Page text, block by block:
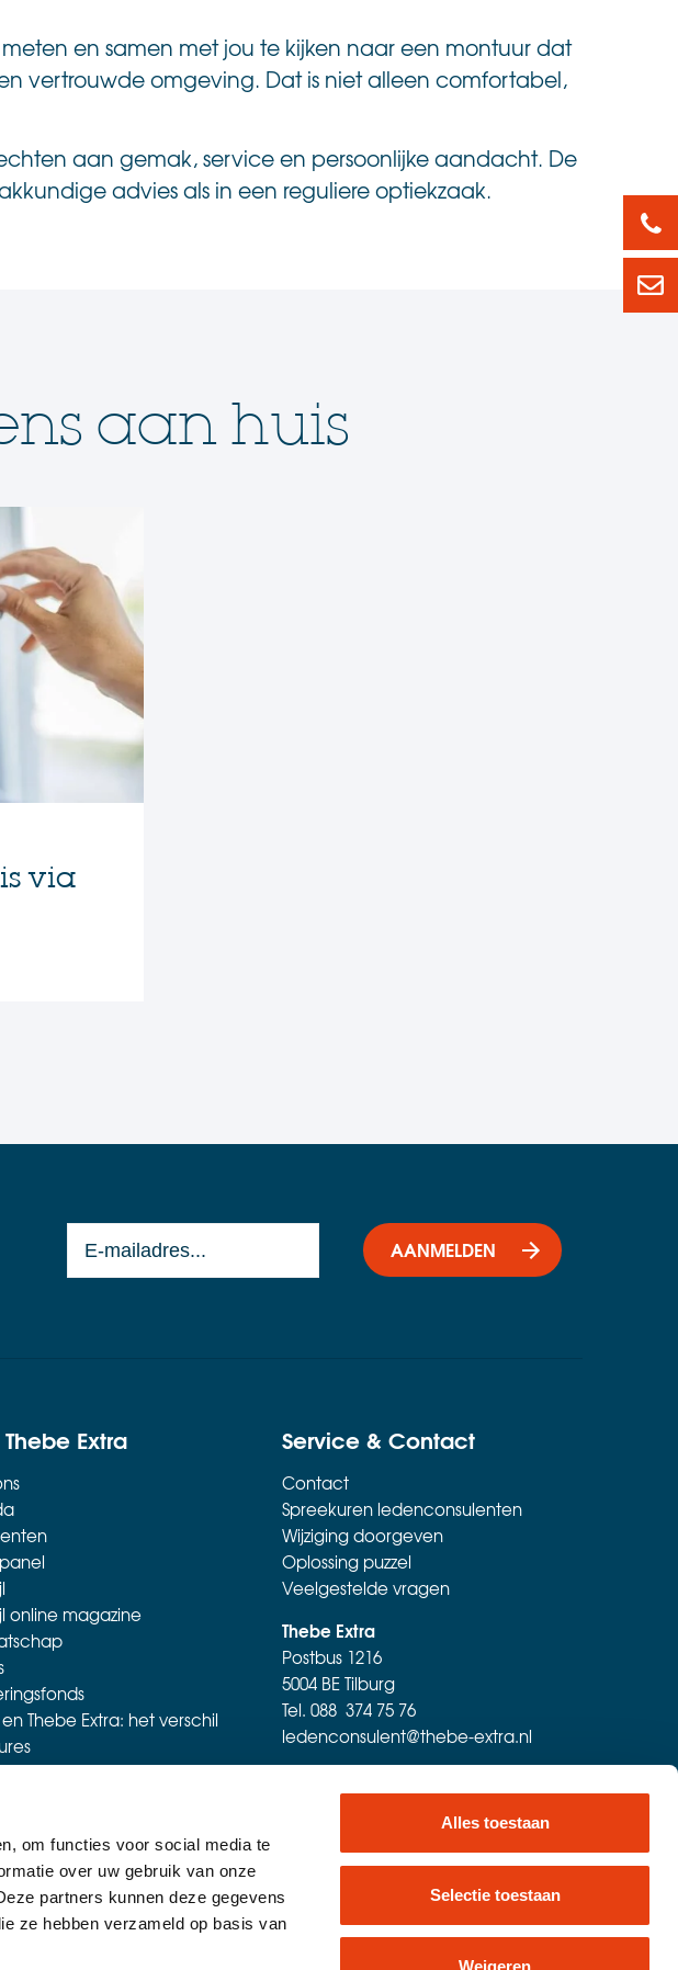
om functies voor social media te
over uw gebruik van onze
partners kunnen deze gegevens
ze hebben verzameld op basis van
Alles toestaan
Selectie toestaan
Weigeren
en samen met jou te kijken naar een montuur dat
vertrouwde omgeving. Dat is niet alleen comfortabel,
aan gemak, service en persoonlijke aandacht. De
advies als in een reguliere optiekzaak.
aan huis
via
AANMELDEN
Extra
online magazine
Thebe Extra: het verschil
Service & Contact
Contact
Spreekuren ledenconsulenten
Wijziging doorgeven
Oplossing puzzel
Veelgestelde vragen
Thebe Extra
Postbus 1216
5004 BE Tilburg
Tel. 088 374 75 76
ledenconsulent@thebe-extra.nl